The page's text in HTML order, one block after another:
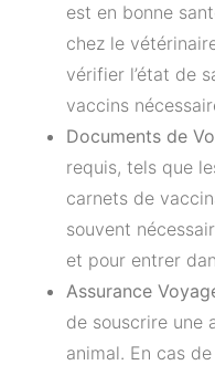
est en bonne
chez le
vérifier l’état de
vaccins
Documents de
requis, tels que
carnets de
souvent
et pour entrer
Assurance
de souscrire une
animal. En cas